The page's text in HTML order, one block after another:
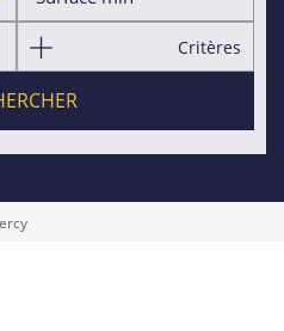
Critères